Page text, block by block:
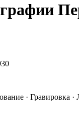
· Гравировка ·